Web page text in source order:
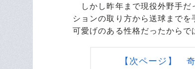
しかし昨年まで現役外野手だ
ションの取り方から送球まで
可愛げのある性格だったからで
【次ページ】